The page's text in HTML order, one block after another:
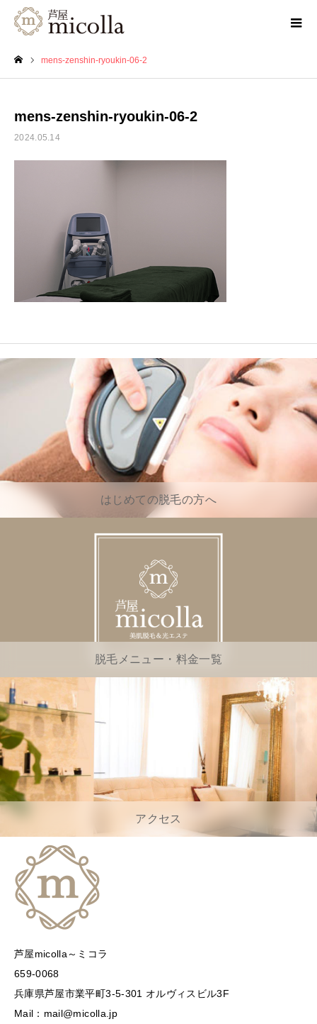
mens-zenshin-ryoukin-06-2
mens-zenshin-ryoukin-06-2
2024.05.14
はじめての脱毛の方へ
脱毛メニュー・料金一覧
アクセス
芦屋micolla～ミコラ
659-0068
兵庫県芦屋市業平町3-5-301 オルヴィスビル3F
Mail：mail@micolla.jp